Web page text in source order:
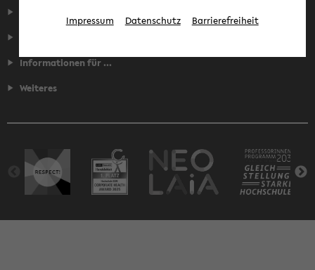
Informationen für ...
Weiteres
Impressum Datenschutz Barrierefreiheit